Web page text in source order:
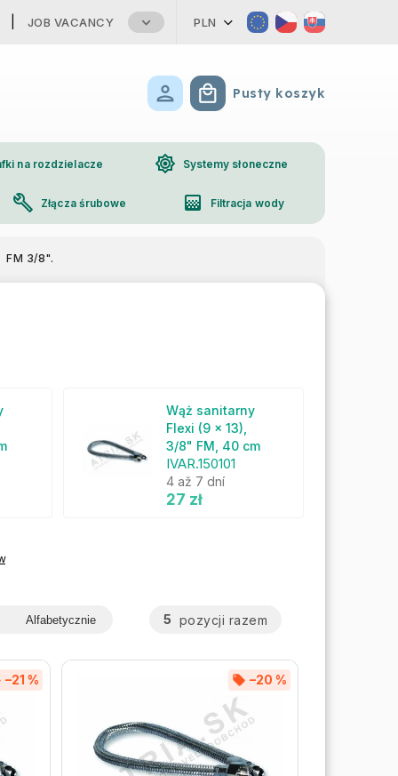
JOB VACANCY PLN
Koszyk
Pusty koszyk
na rozdzielacze brightness_high Systemy słoneczne
build Złącza śrubowe gradient Filtracja wody
FM 3/8".
Wąż sanitarny
Flexi (9 x 13),
3/8" FM, 40 cm
IVAR.150101
4 až 7 dní
27 zł
Alfabetycznie 5 pozycji razem
–21 % –20 %